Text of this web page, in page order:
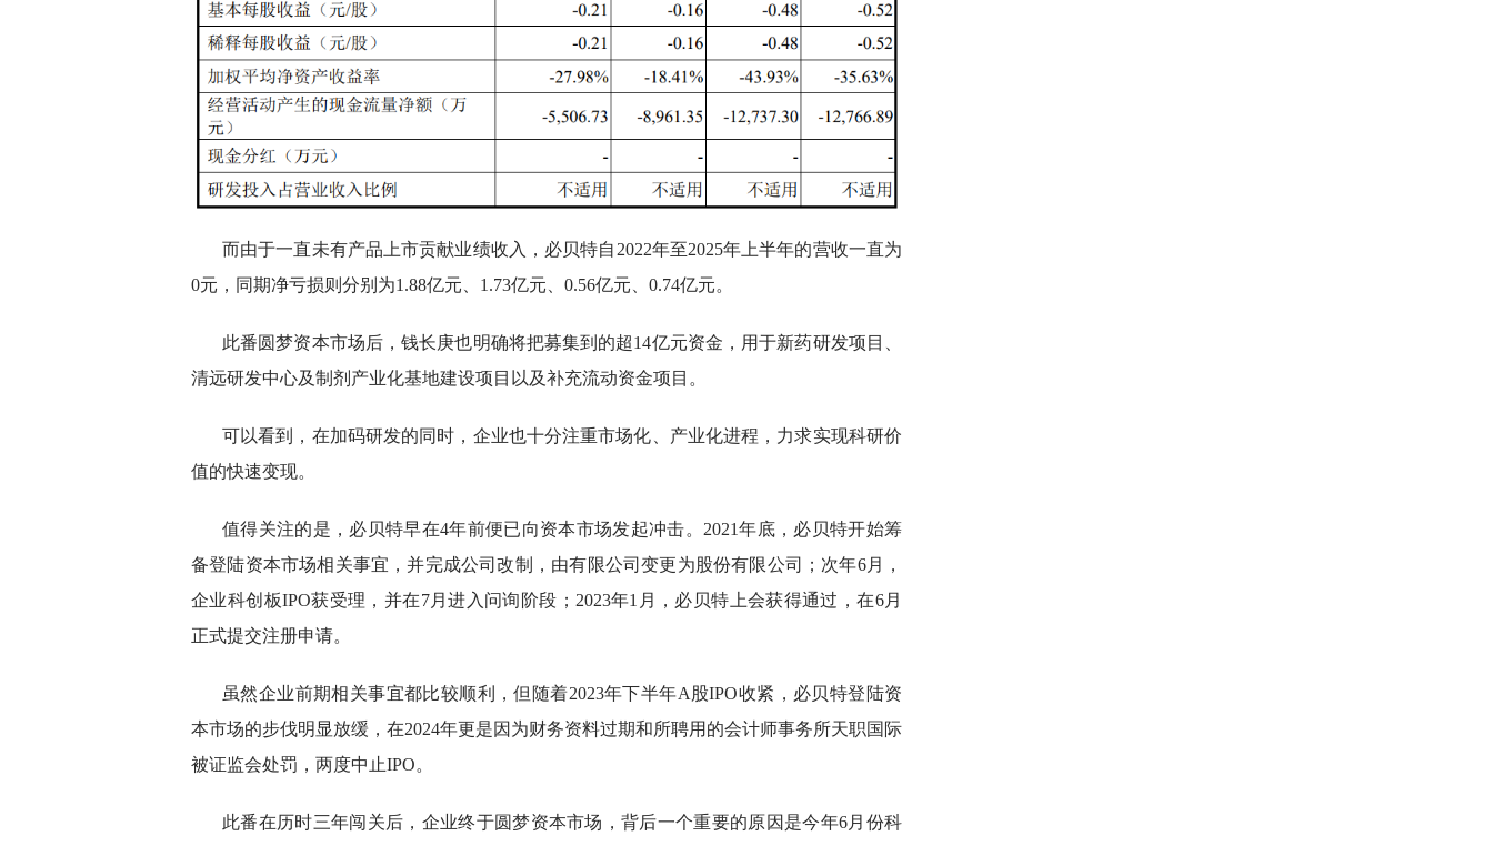
而由于一直未有产品上市贡献业绩收入，必贝特自2022年至2025年上半年的营收一直为
0元，同期净亏损则分别为1.88亿元、1.73亿元、0.56亿元、0.74亿元。
此番圆梦资本市场后，钱长庚也明确将把募集到的超14亿元资金，用于新药研发项目、
清远研发中心及制剂产业化基地建设项目以及补充流动资金项目。
可以看到，在加码研发的同时，企业也十分注重市场化、产业化进程，力求实现科研价
值的快速变现。
值得关注的是，必贝特早在4年前便已向资本市场发起冲击。2021年底，必贝特开始筹
备登陆资本市场相关事宜，并完成公司改制，由有限公司变更为股份有限公司；次年6月，
企业科创板IPO获受理，并在7月进入问询阶段；2023年1月，必贝特上会获得通过，在6月
正式提交注册申请。
虽然企业前期相关事宜都比较顺利，但随着2023年下半年A股IPO收紧，必贝特登陆资
本市场的步伐明显放缓，在2024年更是因为财务资料过期和所聘用的会计师事务所天职国际
被证监会处罚，两度中止IPO。
此番在历时三年闯关后，企业终于圆梦资本市场，背后一个重要的原因是今年6月份科